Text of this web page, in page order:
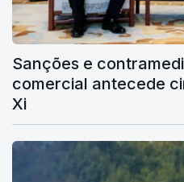
Sanções e
comercial antecede
Xi